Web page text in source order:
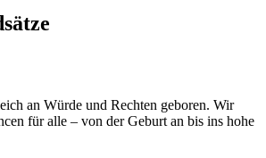
an Würde und Rechten geboren. Wir
für alle – von der Geburt an bis ins hohe